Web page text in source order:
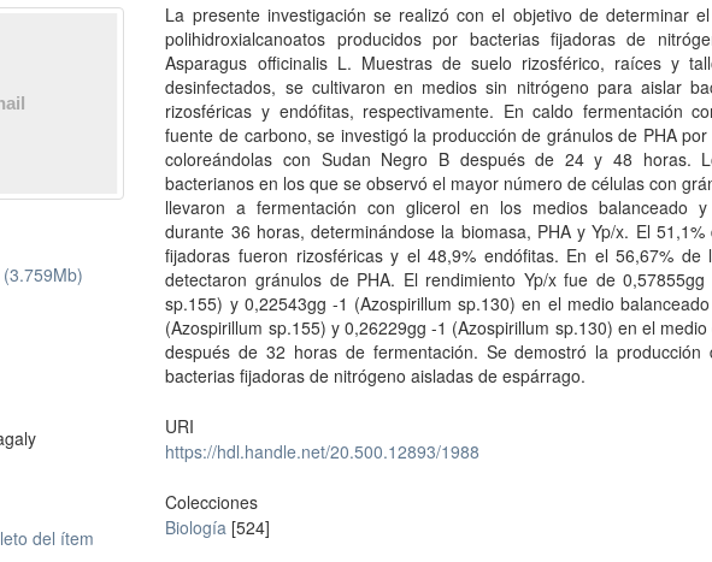
del ítem
La presente investigación se realizó con el objetivo de determinar
polihidroxialcanoatos producidos por bacterias fijadoras de
Asparagus officinalis L. Muestras de suelo rizosférico, raíces y
desinfectados, se cultivaron en medios sin nitrógeno para aislar
rizosféricas y endófitas, respectivamente. En caldo fermentación
fuente de carbono, se investigó la producción de gránulos de PHA
coloreándolas con Sudan Negro B después de 24 y 48 horas.
bacterianos en los que se observó el mayor número de células con
llevaron a fermentación con glicerol en los medios balanceado y
durante 36 horas, determinándose la biomasa, PHA y Yp/x. El
fijadoras fueron rizosféricas y el 48,9% endófitas. En el 56,67% de
detectaron gránulos de PHA. El rendimiento Yp/x fue de 0,57855gg
sp.155) y 0,22543gg -1 (Azospirillum sp.130) en el medio
(Azospirillum sp.155) y 0,26229gg -1 (Azospirillum sp.130) en el
después de 32 horas de fermentación. Se demostró la producción
bacterias fijadoras de nitrógeno aisladas de espárrago.
URI
https://hdl.handle.net/20.500.12893/1988
Colecciones
Biología [524]